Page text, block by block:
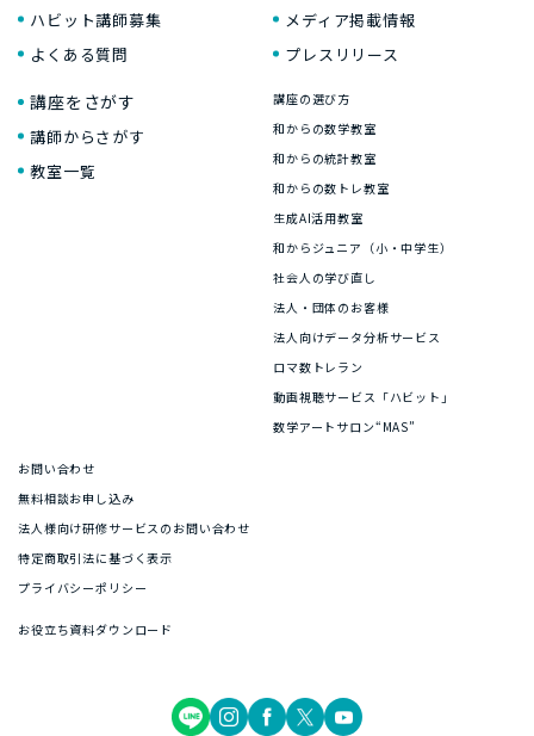
ハビット講師募集
よくある質問
メディア掲載情報
プレスリリース
講座をさがす
講師からさがす
教室一覧
講座の選び方
和からの数学教室
和からの統計教室
和からの数トレ教室
生成AI活用教室
和からジュニア（小・中学生）
社会人の学び直し
法人・団体のお客様
法人向けデータ分析サービス
ロマ数トレラン
動画視聴サービス「ハビット」
数学アートサロン“MAS”
お問い合わせ
無料相談お申し込み
法人様向け研修サービスのお問い合わせ
特定商取引法に基づく表示
プライバシーポリシー
お役立ち資料ダウンロード